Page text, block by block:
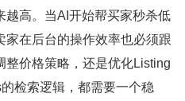
越高。当AI开始帮买家秒杀低
家在后台的操作效率也必须跟
整价格策略，还是优化Listing
检索逻辑，都需要一个稳